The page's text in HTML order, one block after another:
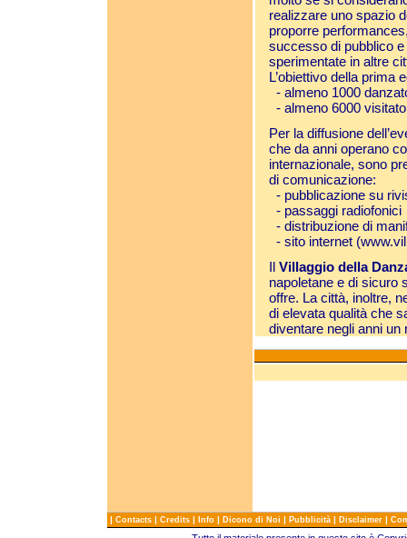
realizzare uno spazio
proporre
successo di pubblico
sperimentate in altre
L’obiettivo della prima
- almeno 1000
- almeno 6000
Per la diffusione
che da anni operano
internazionale, sono
di comunicazione:
- pubblicazione su
- passaggi radiofonici
- distribuzione di
- sito internet (
Il Villaggio della
napoletane e di sicuro
offre. La città, inoltre,
di elevata qualità che
diventare negli anni un
| Contacts | Credits | Info | Dicono di Noi | Pubblicità | Disclaimer |